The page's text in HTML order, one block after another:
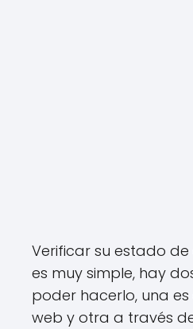
Verificar su estado
es muy simple, hay
poder hacerlo, una
web y otra a través